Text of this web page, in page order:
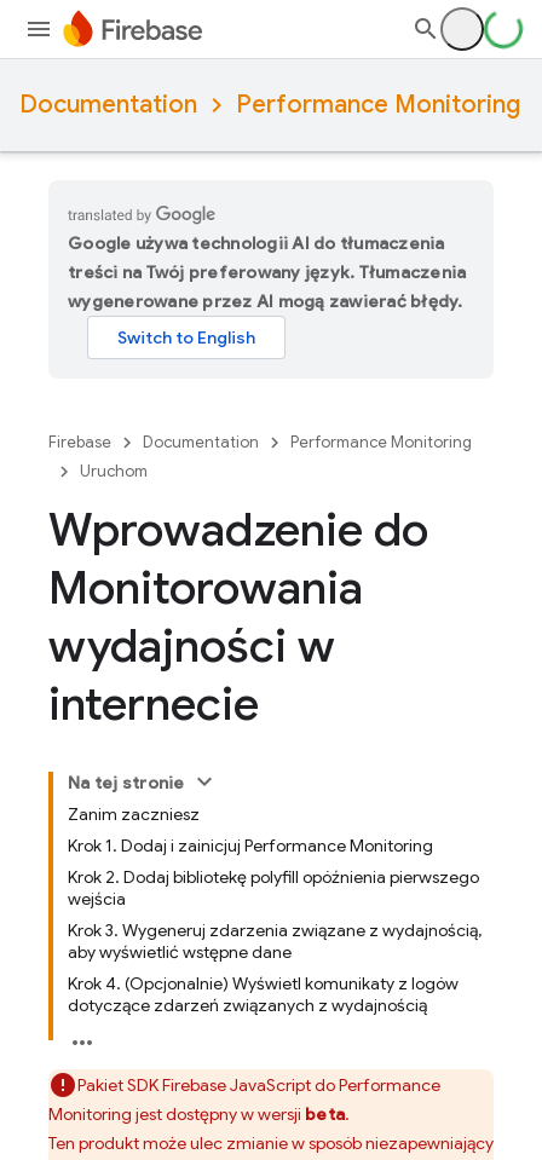
Documentation Performance Monitoring
Google używa technologii AI do tłumaczenia
treści na Twój preferowany język. Tłumaczenia
wygenerowane przez AI mogą zawierać błędy.
Firebase Documentation
Performance Monitoring
Uruchom
Wprowadzenie do
Monitorowania
wydajności w
internecie
Na tej stronie
Zanim zaczniesz
Krok 1. Dodaj i zainicjuj Performance Monitoring
Krok 2. Dodaj bibliotekę polyfill opóźnienia pierwszego
wejścia
Krok 3. Wygeneruj zdarzenia związane z wydajnością,
aby wyświetlić wstępne dane
Krok 4. (Opcjonalnie) Wyświetl komunikaty z logów
dotyczące zdarzeń związanych z wydajnością
Pakiet SDKFirebaseJavaScriptdoPerformance
Monitoring jest dostępny w wersji beta.
Ten produkt może ulec zmianie w sposób niezapewniający